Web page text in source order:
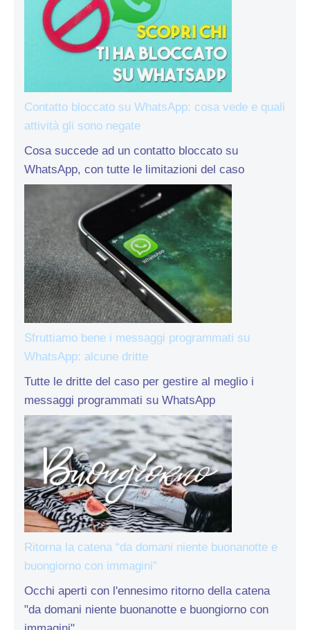
Contatto bloccato su WhatsApp: cosa vede e quali
attività gli sono negate
Cosa succede ad un contatto bloccato su
WhatsApp, con tutte le limitazioni del caso
Sfruttiamo bene i messaggi programmati su
WhatsApp: alcune dritte
Tutte le dritte del caso per gestire al meglio i
messaggi programmati su WhatsApp
Ritorna la catena “da domani niente buonanotte e
buongiorno con immagini”
Occhi aperti con l'ennesimo ritorno della catena
"da domani niente buonanotte e buongiorno con